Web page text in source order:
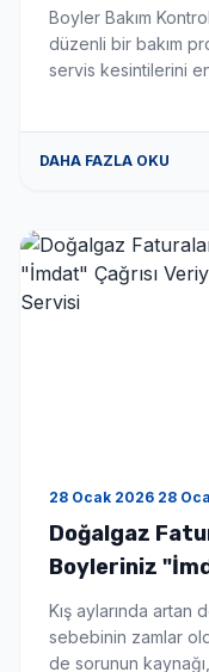
Boyler Bakım
düzenli bir bakım
servis kesintilerini
DAHA FAZLA OKU
28 Ocak 2026 28
Doğalgaz
Boyleriniz
Olabilir! -
Kış aylarında artan
sebebinin zamlar
de sorunun kaynağı,